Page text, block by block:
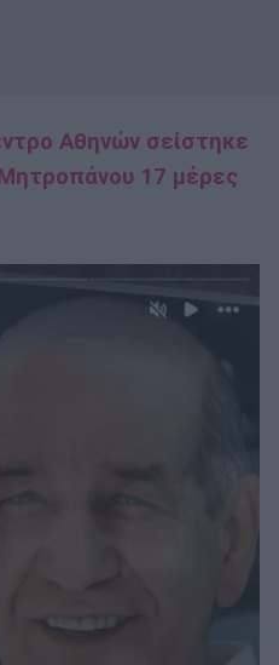
Αθηνών σείστηκε
17 μέρες